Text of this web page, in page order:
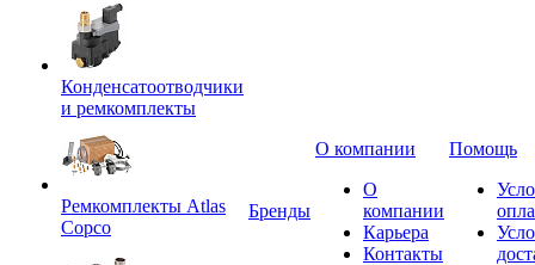
Конденсатоотводчики
и ремкомплекты
Ремкомплекты Atlas
Copco
Бренды
О компании
О
компании
Карьера
Контакты
Помощь